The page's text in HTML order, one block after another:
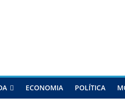
ECONOMIA POLÍTICA